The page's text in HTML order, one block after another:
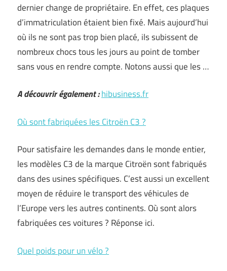
dernier change de propriétaire. En effet, ces plaques
d’immatriculation étaient bien fixé. Mais aujourd’hui
où ils ne sont pas trop bien placé, ils subissent de
nombreux chocs tous les jours au point de tomber
sans vous en rendre compte. Notons aussi que les …
A découvrir également :hibusiness.fr
Où sont fabriquées les Citroën C3 ?
Pour satisfaire les demandes dans le monde entier,
les modèles C3 de la marque Citroën sont fabriqués
dans des usines spécifiques. C’est aussi un excellent
moyen de réduire le transport des véhicules de
l’Europe vers les autres continents. Où sont alors
fabriquées ces voitures ? Réponse ici.
Quel poids pour un vélo ?